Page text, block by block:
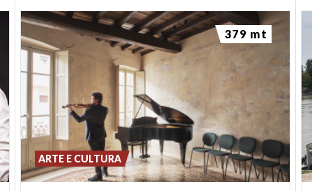
ARTE E CULTURA
379 mt